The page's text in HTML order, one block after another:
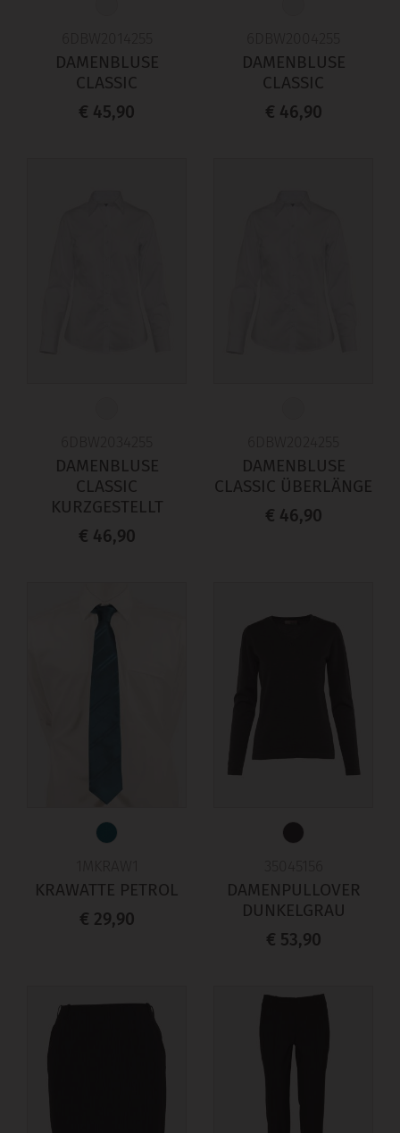
DAMENBLUSE
CLASSIC
€ 45,90
DAMENBLUSE
CLASSIC
€ 46,90
DAMENBLUSE
CLASSIC
KURZGESTELLT
€ 46,90
DAMENBLUSE
CLASSIC ÜBERLÄNGE
€ 46,90
KRAWATTE PETROL
€ 29,90
DAMENPULLOVER
DUNKELGRAU
€ 53,90